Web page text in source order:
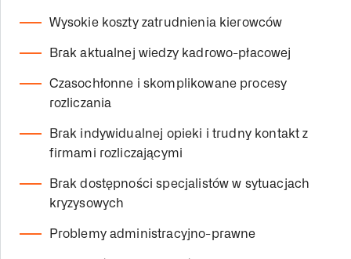
Wysokie koszty zatrudnienia kierowców
Brak aktualnej wiedzy kadrowo-płacowej
Czasochłonne i skomplikowane procesy
rozliczania
Brak indywidualnej opieki i trudny kontakt z
firmami rozliczającymi
Brak dostępności specjalistów w sytuacjach
kryzysowych
Problemy administracyjno-prawne